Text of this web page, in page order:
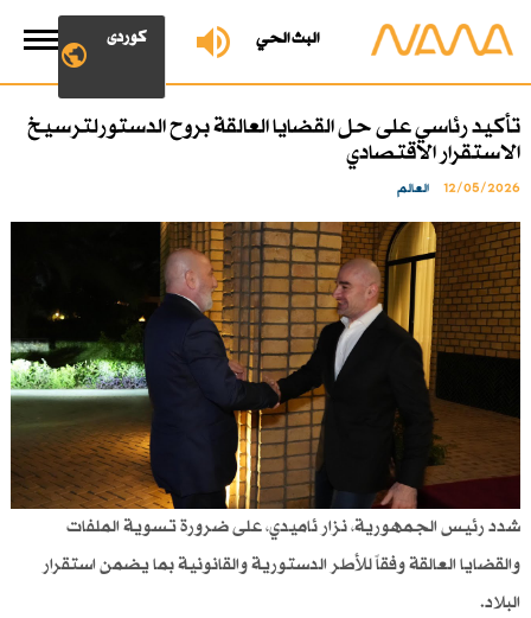
البث الحي کوردی
تأكيد رئاسي على حل القضايا العالقة بروح الدستورلترسيخ
الاستقرار الاقتصادي
12/05/2026 العالم
شدد رئيس الجمهورية، نزار ئاميدي، على ضرورة تسوية الملفات
والقضايا العالقة وفقاً للأطر الدستورية والقانونية بما يضمن استقرار
البلاد.